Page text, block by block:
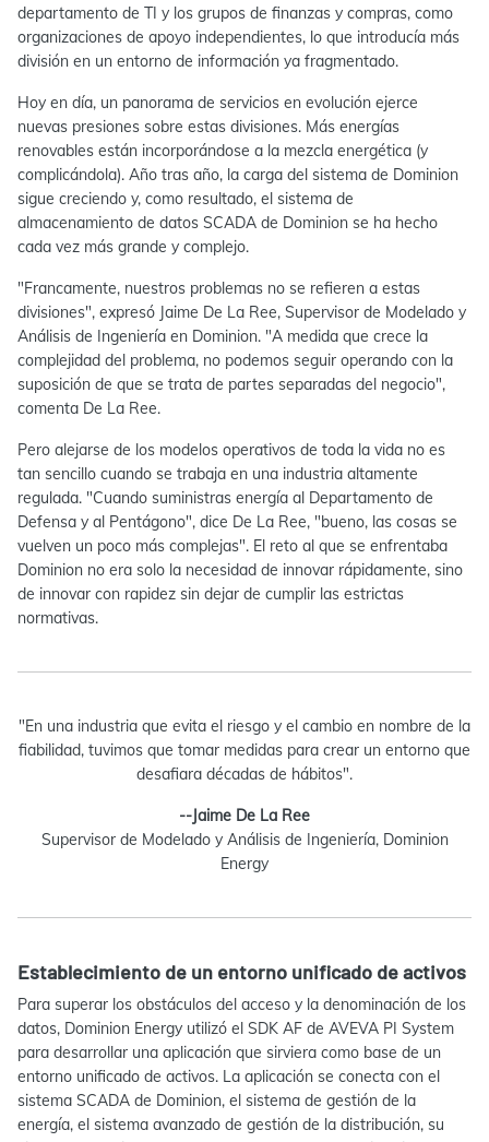
departamento de TI y los grupos de finanzas y compras, como
organizaciones de apoyo independientes, lo que introducía más
división en un entorno de información ya fragmentado.
Hoy en día, un panorama de servicios en evolución ejerce
nuevas presiones sobre estas divisiones. Más energías
renovables están incorporándose a la mezcla energética (y
complicándola). Año tras año, la carga del sistema de Dominion
sigue creciendo y, como resultado, el sistema de
almacenamiento de datos SCADA de Dominion se ha hecho
cada vez más grande y complejo.
"Francamente, nuestros problemas no se refieren a estas
divisiones", expresó Jaime De La Ree, Supervisor de Modelado y
Análisis de Ingeniería en Dominion. "A medida que crece la
complejidad del problema, no podemos seguir operando con la
suposición de que se trata de partes separadas del negocio",
comenta De La Ree.
Pero alejarse de los modelos operativos de toda la vida no es
tan sencillo cuando se trabaja en una industria altamente
regulada. "Cuando suministras energía al Departamento de
Defensa y al Pentágono", dice De La Ree, "bueno, las cosas se
vuelven un poco más complejas". El reto al que se enfrentaba
Dominion no era solo la necesidad de innovar rápidamente, sino
de innovar con rapidez sin dejar de cumplir las estrictas
normativas.
"En una industria que evita el riesgo y el cambio en nombre de la
fiabilidad, tuvimos que tomar medidas para crear un entorno que
desafiara décadas de hábitos".
--Jaime De La Ree
Supervisor de Modelado y Análisis de Ingeniería, Dominion
Energy
Establecimiento de un entorno unificado de activos
Para superar los obstáculos del acceso y la denominación de los
datos, Dominion Energy utilizó el SDK AF de AVEVA PI System
para desarrollar una aplicación que sirviera como base de un
entorno unificado de activos. La aplicación se conecta con el
sistema SCADA de Dominion, el sistema de gestión de la
energía, el sistema avanzado de gestión de la distribución, su